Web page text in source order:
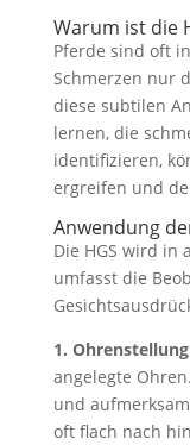
Warum ist die
Pferde sind oft
Schmerzen nur
diese subtilen
lernen, die
identifizieren,
ergreifen und
Anwendung
Die HGS wird in
umfasst die
1.
angelegte
und
oft flach nach